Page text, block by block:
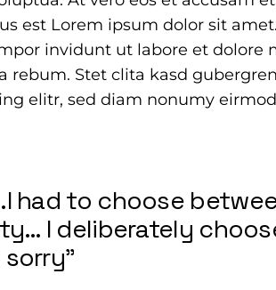
est Lorem ipsum dolor sit
invidunt ut labore et dolore
rebum. Stet clita kasd
elitr, sed diam nonumy
had to choose
I deliberately
sorry”